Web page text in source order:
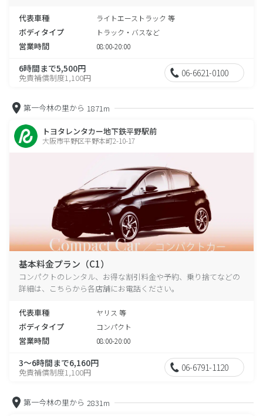
代表車種 ライトエーストラック 等
ボディタイプ トラック・バスなど
営業時間 08:00-20:00
6時間まで5,500円
免責補償制度1,100円 06-6621-0100
第一今林の里から 1871m
トヨタレンタカー地下鉄平野駅前
大阪市平野区平野本町2-10-17
基本料金プラン（C1）
コンパクトのレンタル、お得な割引料金や予約、乗り捨てなどの
詳細は、こちらから各店舗にお電話ください。
代表車種 ヤリス 等
ボディタイプ コンパクト
営業時間 08:00-20:00
3～6時間まで6,160円
免責補償制度1,100円 06-6791-1120
第一今林の里から 2831m